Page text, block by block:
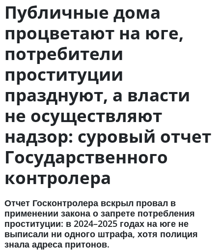
Публичные дома
процветают на юге,
потребители
проституции
празднуют, а власти
не осуществляют
надзор: суровый отчет
Государственного
контролера
Отчет Госконтролера вскрыл провал в
применении закона о запрете потребления
проституции: в 2024–2025 годах на юге не
выписали ни одного штрафа, хотя полиция
знала адреса притонов.